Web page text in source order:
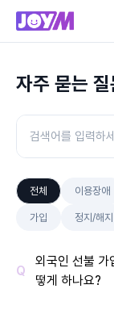
자주 묻는 질
전체 이용장애
가입 정지/해지
외국인 선불 가
떻게 하나요?